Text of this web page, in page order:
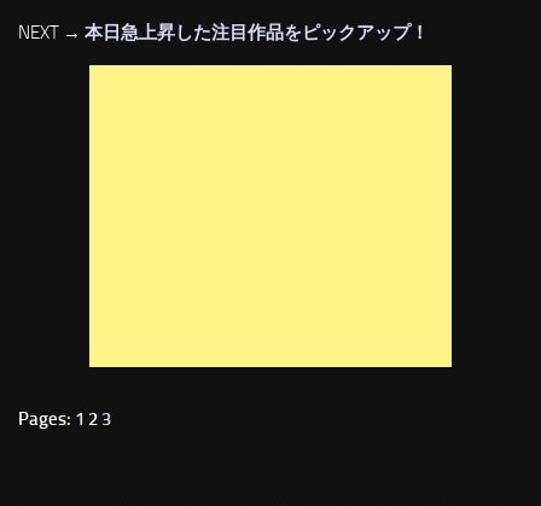
NEXT → 本日急上昇した注目作品をピックアップ！
Pages: 1 2 3